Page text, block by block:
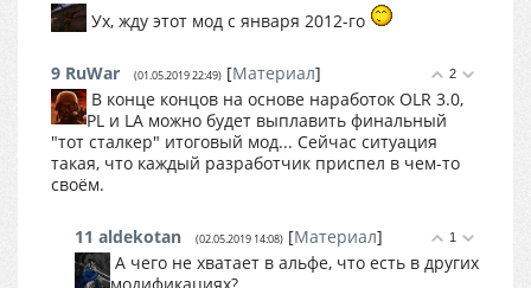
Ух, жду этот мод с января 2012-го
2
9 RuWar (01.05.2019 22:49) [Материал]
В конце концов на основе наработок OLR 3.0,
PL и LA можно будет выплавить финальный
"тот сталкер" итоговый мод... Сейчас ситуация
такая, что каждый разработчик приспел в чем-то
своём.
1
11 aldekotan (02.05.2019 14:08) [Материал]
А чего не хватает в альфе, что есть в других